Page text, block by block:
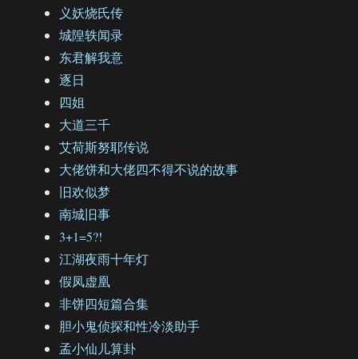
义妖烧氏传
城隍轶闻录
东君解我意
逐日
四姐
大道三千
艾荷斯努耶传说
大佬饼和大佬四不得不说的故事
旧欢似梦
南城旧事
3+1=5?!
江湖夜雨十年灯
假凤虚凰
非饼四短篇合集
胆小鬼侦探和性冷淡助手
孟小仙儿算卦